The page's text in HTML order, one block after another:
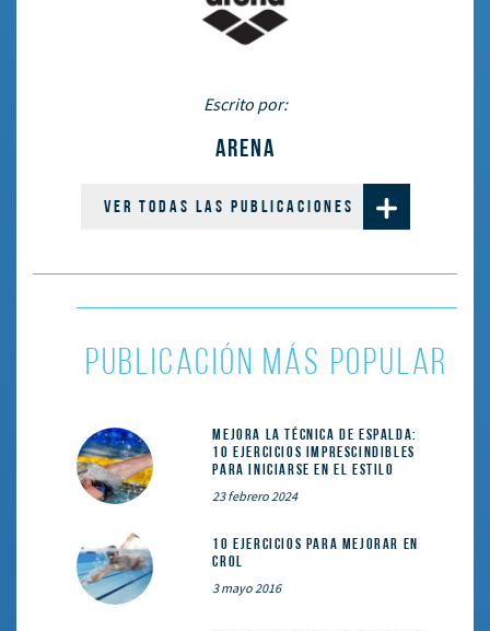
Escrito por:
ARENA
VER TODAS LAS PUBLICACIONES
PUBLICACIÓN MÁS POPULAR
Mejora la técnica de espalda:
10 ejercicios imprescindibles
para iniciarse en el estilo
23 febrero 2024
10 ejercicios para mejorar en
crol
3 mayo 2016